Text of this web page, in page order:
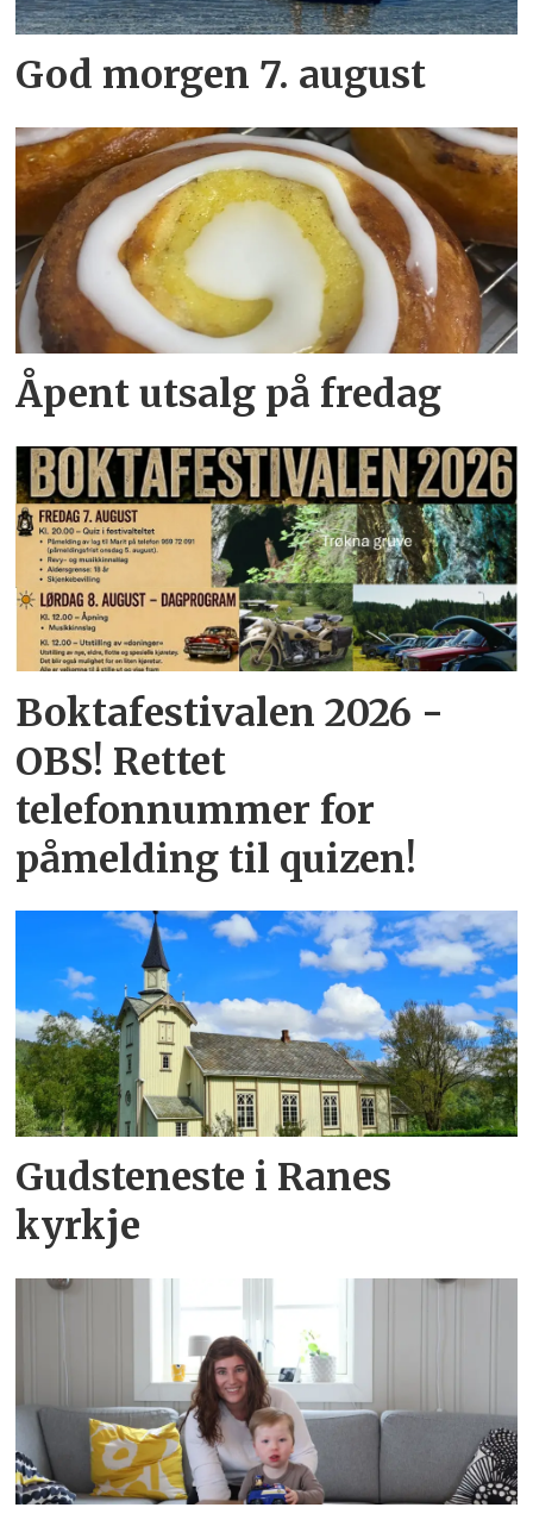
God morgen 7. august
Åpent utsalg på fredag
Boktafestivalen 2026 -
OBS! Rettet
telefonnummer for
påmelding til quizen!
Gudsteneste i Ranes
kyrkje